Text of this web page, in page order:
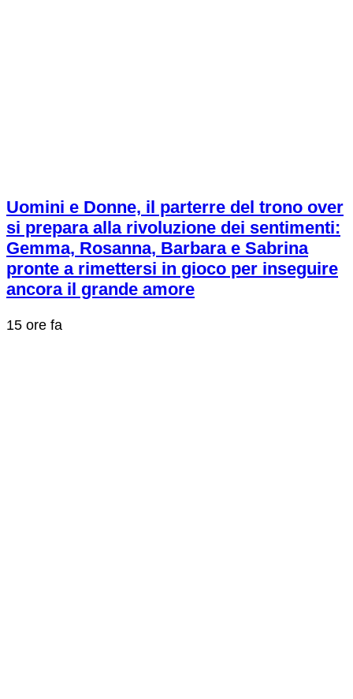
Uomini e Donne, il parterre del trono over
si prepara alla rivoluzione dei sentimenti:
Gemma, Rosanna, Barbara e Sabrina
pronte a rimettersi in gioco per inseguire
ancora il grande amore
15 ore fa